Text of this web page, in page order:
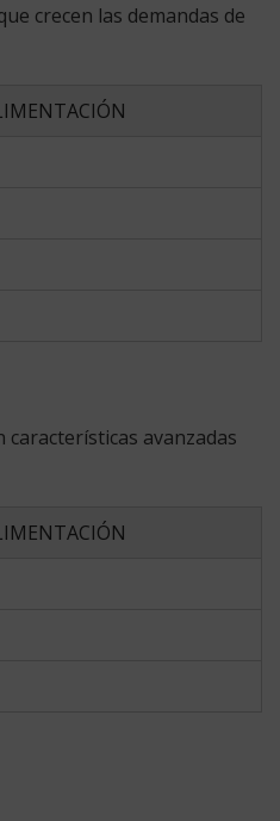
crecen las demandas de
avanzadas